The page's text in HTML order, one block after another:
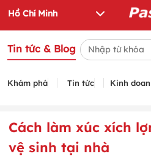
Tin tức & Blog
Khám phá Tin tức Kinh
Cách làm xúc xích
vệ sinh tại nhà